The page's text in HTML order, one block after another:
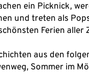
ein Picknick,
und treten als
Ferien aller
aus den
Sommer im